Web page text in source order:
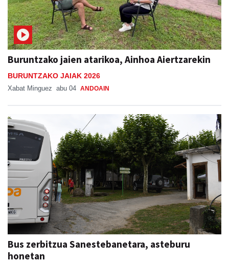
Buruntzako jaien atarikoa, Ainhoa Aiertzarekin
BURUNTZAKO JAIAK 2026
Xabat Minguez abu 04 ANDOAIN
Bus zerbitzua Sanestebanetara, asteburu
honetan